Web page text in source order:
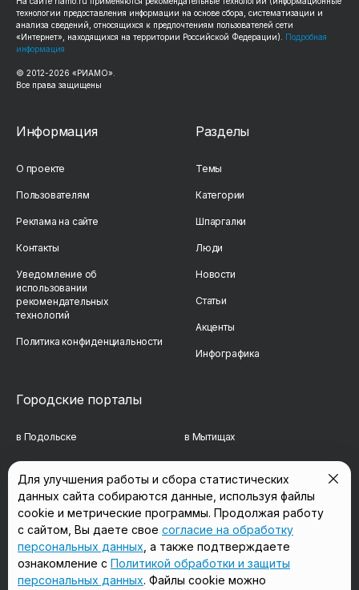
технологии предоставления информации на основе сбора, систематизации и
анализа сведений, относящихся к предпочтениям пользователей сети
«Интернет», находящихся на территории Российской Федерации). Подробная
информация
© 2012-2026 «РИАМО».
Все права защищены
Информация
О проекте
Пользователям
Реклама на сайте
Контакты
Уведомление об
использовании
рекомендательных
технологий
Политика конфиденциальности
Разделы
Темы
Категории
Шпаргалки
Люди
Новости
Статьи
Акценты
Инфографика
Городские порталы
в Подольске в Мытищах
в Сергиевом Посаде в Люберцах
в Красногорске в Королёве
в Домодедово в Щёлково
Для улучшения работы и сбора статистических
данных сайта собираются данные, используя файлы
cookie и метрические программы. Продолжая работу
с сайтом, Вы даете свое согласие на обработку
персональных данных , а также подтверждаете
ознакомление с Политикой обработки и защиты
персональных данных. Файлы cookie можно